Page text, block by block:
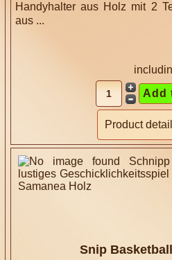
Handyhalter aus Holz mit 2
aus ...
Product
Snip